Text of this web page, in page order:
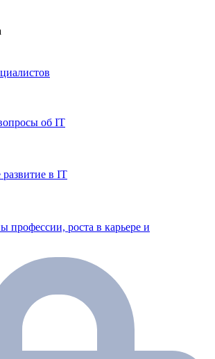
об IT
в IT
профессии, роста в карьере и